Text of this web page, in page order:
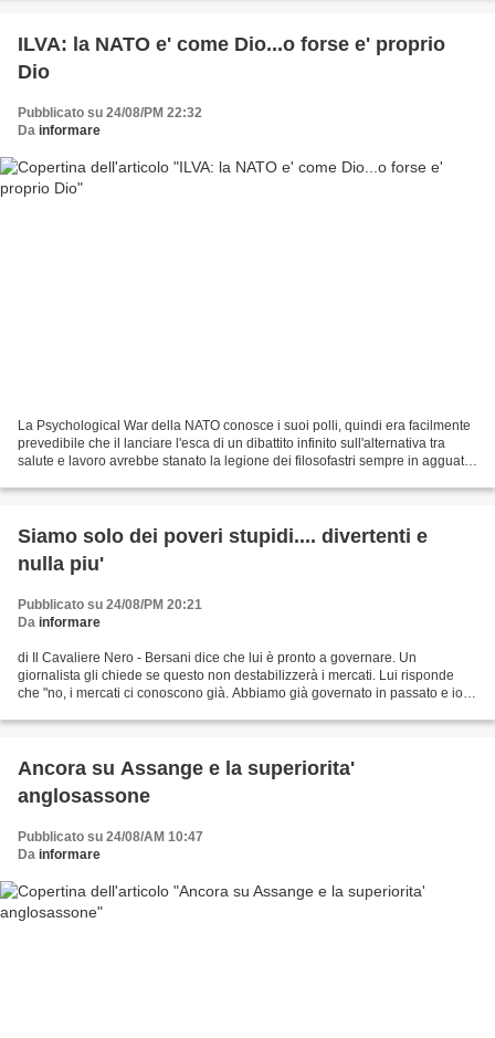
ILVA: la NATO e' come Dio...o forse e' proprio
Dio
Pubblicato su 24/08/PM 22:32
Da informare
La Psychological War della NATO conosce i suoi polli, quindi era facilmente
prevedibile che il lanciare l'esca di un dibattito infinito sull'alternativa tra
salute e lavoro avrebbe stanato la legione dei filosofastri sempre in agguato.
Siamo solo dei poveri stupidi.... divertenti e
nulla piu'
Pubblicato su 24/08/PM 20:21
Da informare
di Il Cavaliere Nero - Bersani dice che lui è pronto a governare. Un
giornalista gli chiede se questo non destabilizzerà i mercati. Lui risponde
che "no, i mercati ci conoscono già. Abbiamo già governato in passato e io
Ancora su Assange e la superiorita'
anglosassone
Pubblicato su 24/08/AM 10:47
Da informare